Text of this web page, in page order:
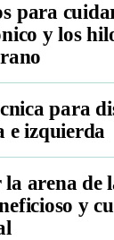
para
y los
para
e izquierda
arena de
y